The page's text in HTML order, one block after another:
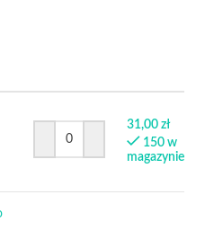
31,00 zł
150 w
magazynie